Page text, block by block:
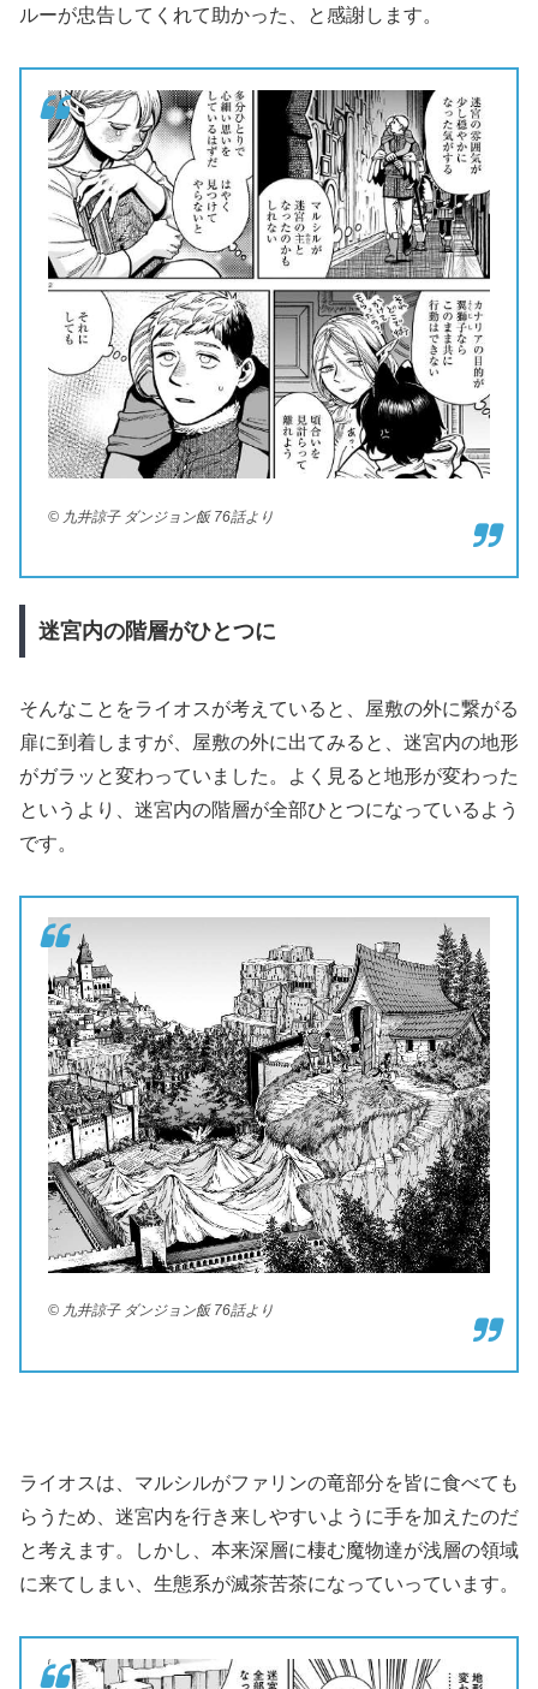
ルーが忠告してくれて助かった、と感謝します。
© 九井諒子 ダンジョン飯 76話より
迷宮内の階層がひとつに
そんなことをライオスが考えていると、屋敷の外に繋がる
扉に到着しますが、屋敷の外に出てみると、迷宮内の地形
がガラッと変わっていました。よく見ると地形が変わった
というより、迷宮内の階層が全部ひとつになっているよう
です。
© 九井諒子 ダンジョン飯 76話より
ライオスは、マルシルがファリンの竜部分を皆に食べても
らうため、迷宮内を行き来しやすいように手を加えたのだ
と考えます。しかし、本来深層に棲む魔物達が浅層の領域
に来てしまい、生態系が滅茶苦茶になっていっています。